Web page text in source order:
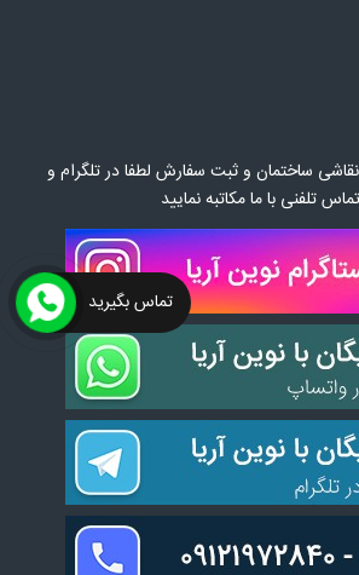
ساختمان و ثبت سفارش لطفا در تلگرام و
تلفنی با ما مکاتبه نمایید
تماس بگیرید